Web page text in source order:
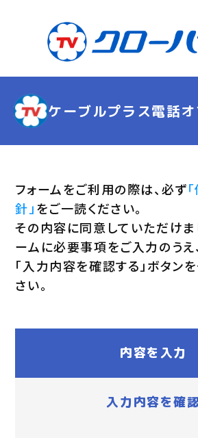
ケーブルプラス電話
フォームをご利用の際は、必ず
針」をご一読ください。
その内容に同意していただけま
ームに必要事項をご入力のうえ
「入力内容を確認する」ボタン
さい。
内容を入力
入力内容を確